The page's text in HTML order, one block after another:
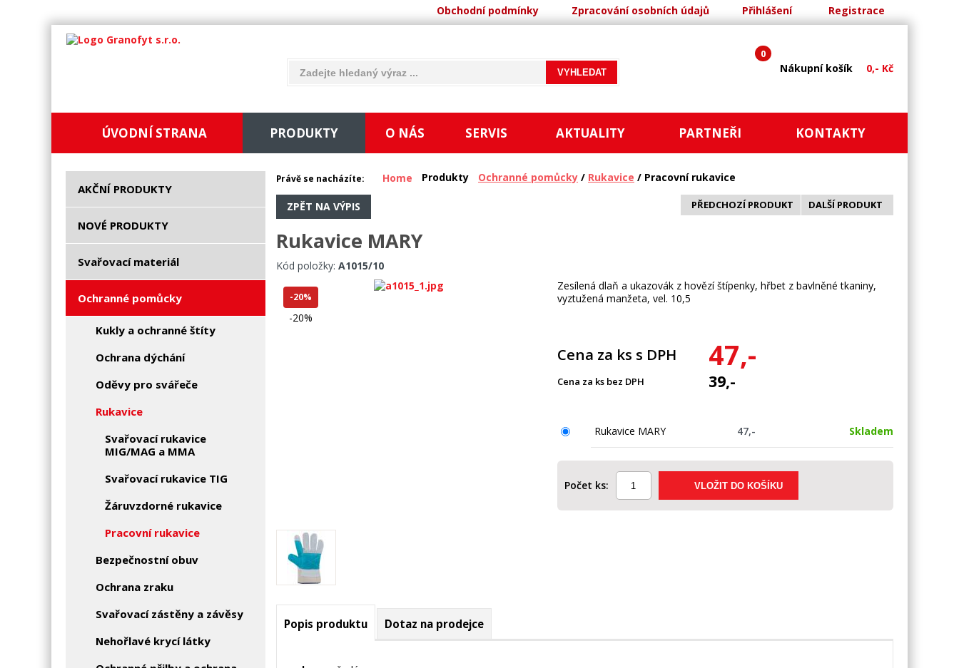
Obchodní podmínky Zpracování osobních údajů Přihlášení Registrace
Nákupní košík 0,- Kč
0
ÚVODNÍ STRANA PRODUKTY O NÁS SERVIS AKTUALITY PARTNEŘI KONTAKTY
AKČNÍ PRODUKTY
NOVÉ PRODUKTY
Svařovací materiál
Ochranné pomůcky
Kukly a ochranné štíty
Ochrana dýchání
Oděvy pro svářeče
Rukavice
Svařovací rukavice
MIG/MAG a MMA
Svařovací rukavice TIG
Žáruvzdorné rukavice
Pracovní rukavice
Bezpečnostní obuv
Ochrana zraku
Svařovací zástěny a závěsy
Nehořlavé krycí látky
Právě se nacházíte: Home Produkty Ochranné pomůcky / Rukavice / Pracovní rukavice
ZPĚT NA VÝPIS DALŠÍ PRODUKT
PŘEDCHOZÍ PRODUKT
Rukavice MARY
Kód položky: A1015/10
-20%
-20%
Zesílená dlaň a ukazovák z hovězí štípenky, hřbet z bavlněné tkaniny,
vyztužená manžeta, vel. 10,5
Cena za ks s DPH 47,-
Cena za ks bez DPH 39,-
Rukavice MARY 47,- Skladem
Počet ks:
Popis produktu Dotaz na prodejce